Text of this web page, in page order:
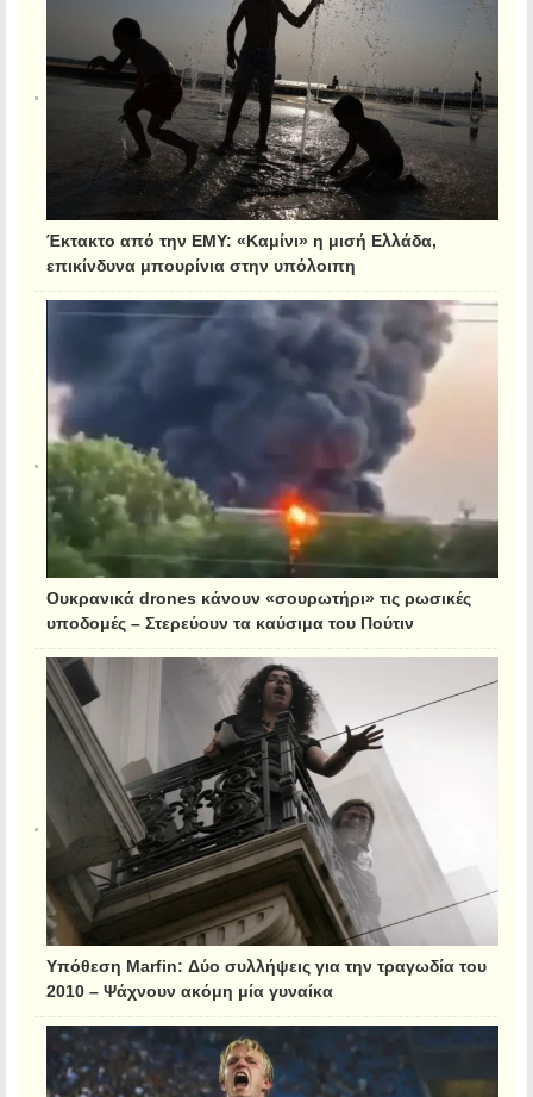
Έκτακτο από την ΕΜΥ: «Καμίνι» η μισή Ελλάδα,
επικίνδυνα μπουρίνια στην υπόλοιπη
Ουκρανικά drones κάνουν «σουρωτήρι» τις ρωσικές
υποδομές – Στερεύουν τα καύσιμα του Πούτιν
Υπόθεση Marfin: Δύο συλλήψεις για την τραγωδία του
2010 – Ψάχνουν ακόμη μία γυναίκα